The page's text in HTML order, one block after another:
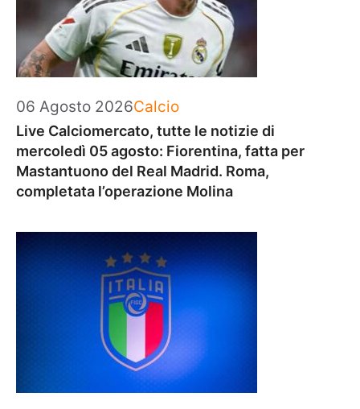
06 Agosto 2026Categorie
Calcio
Live Calciomercato, tutte le notizie di
mercoledì 05 agosto: Fiorentina, fatta per
Mastantuono del Real Madrid. Roma,
completata l’operazione Molina